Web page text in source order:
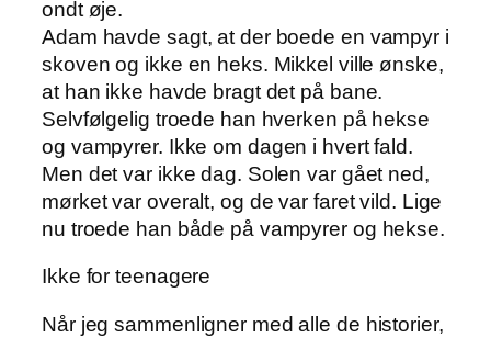
ondt øje.
Adam havde sagt, at der boede en vampyr i
skoven og ikke en heks. Mikkel ville ønske,
at han ikke havde bragt det på bane.
Selvfølgelig troede han hverken på hekse
og vampyrer. Ikke om dagen i hvert fald.
Men det var ikke dag. Solen var gået ned,
mørket var overalt, og de var faret vild. Lige
nu troede han både på vampyrer og hekse.
Ikke for teenagere
Når jeg sammenligner med alle de historier,